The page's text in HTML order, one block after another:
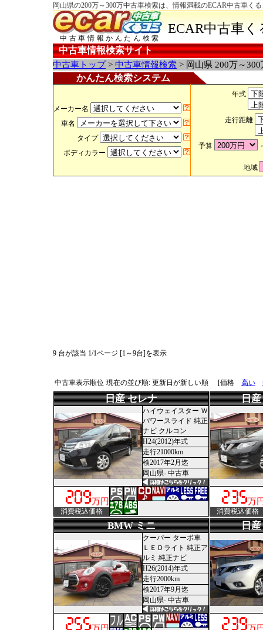
岡山県の200万～300万中古車検索は、情報満載のECAR中古車く
中古車情報かんたん検索
ECAR中古車
中古車情報検索サイト
中古車トップ> 中古車情報検索 > 岡山県 200万～
かんたん検索システム
メーカー名
車名
タイプ
ボディカラー
年式
走行距離
予算
地域
9 台が該当 1/1ページ [1～9台]を表示
中古車表示順位 現在の並び順: 更新日が新しい順 [価格 高い
日産 セレナ
ハイウェイスター Ｗ
パワースライド 純正
ナビ クルコン
H24(2012)年式
走行21000km
検2017年2月迄
岡山県- 中古車
万円
消費税込価格
日
万
消費税込価格
BMW ミニ
クーパー ターボ車
ＬＥＤライト 純正ア
ルミ 純正ナビ
H26(2014)年式
走行2000km
検2017年9月迄
岡山県- 中古車
日